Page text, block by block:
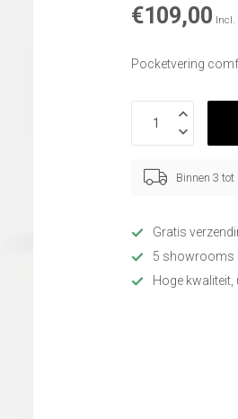
€109,00 Incl.
Pocketvering
Binnen 3
Gratis
5 showrooms
Hoge kwaliteit,